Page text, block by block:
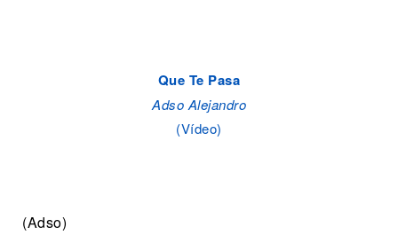
Que Te Pasa
Adso Alejandro
(Vídeo)
(Adso)